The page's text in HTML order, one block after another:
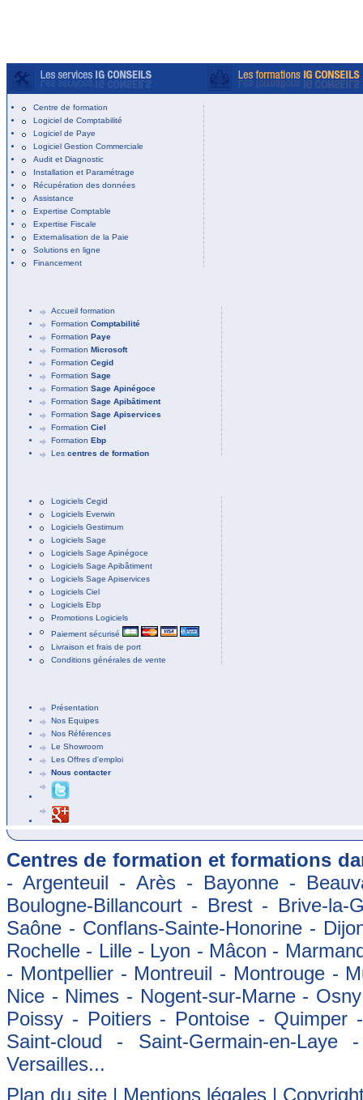
Centre de formation
Logiciel de Comptabilité
Logiciel de Paye
Logiciel Gestion Commerciale
Audit et Diagnostic
Installation et Paramétrage
Récupération des données
Assistance
Expertise Comptable
Expertise Fiscale
Externalisation de la Paie
Solutions en ligne
Financement
Accueil formation
Formation Comptabilité
Formation Paye
Formation Microsoft
Formation Cegid
Formation Sage
Formation Sage Apinégoce
Formation Sage Apibâtiment
Formation Sage Apiservices
Formation Ciel
Formation Ebp
Les centres de formation
Logiciels Cegid
Logiciels Everwin
Logiciels Gestimum
Logiciels Sage
Logiciels Sage Apinégoce
Logiciels Sage Apibâtiment
Logiciels Sage Apiservices
Logiciels Ciel
Logiciels Ebp
Promotions Logiciels
Paiement sécurisé
Livraison et frais de port
Conditions générales de vente
Présentation
Nos Equipes
Nos Références
Le Showroom
Les Offres d'emploi
Nous contacter
Centres de formation et formations
- Argenteuil - Arès - Bayonne -
Boulogne-Billancourt - Brest - Brive-
Saône - Conflans-Sainte-Honorine -
Rochelle - Lille - Lyon - Mâcon -
- Montpellier - Montreuil - Montrouge -
Nice - Nimes - Nogent-sur-Marne -
Poissy - Poitiers - Pontoise -
Saint-cloud - Saint-Germain-en-
Versailles...
Plan du site | Mentions légales |